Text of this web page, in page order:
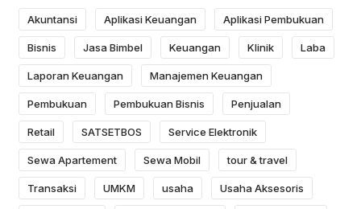
Akuntansi Aplikasi Keuangan Aplikasi Pembukuan
Bisnis Jasa Bimbel Keuangan Klinik Laba
Laporan Keuangan Manajemen Keuangan
Pembukuan Pembukuan Bisnis Penjualan
Retail SATSETBOS Service Elektronik
Sewa Apartement Sewa Mobil tour & travel
Transaksi UMKM usaha Usaha Aksesoris